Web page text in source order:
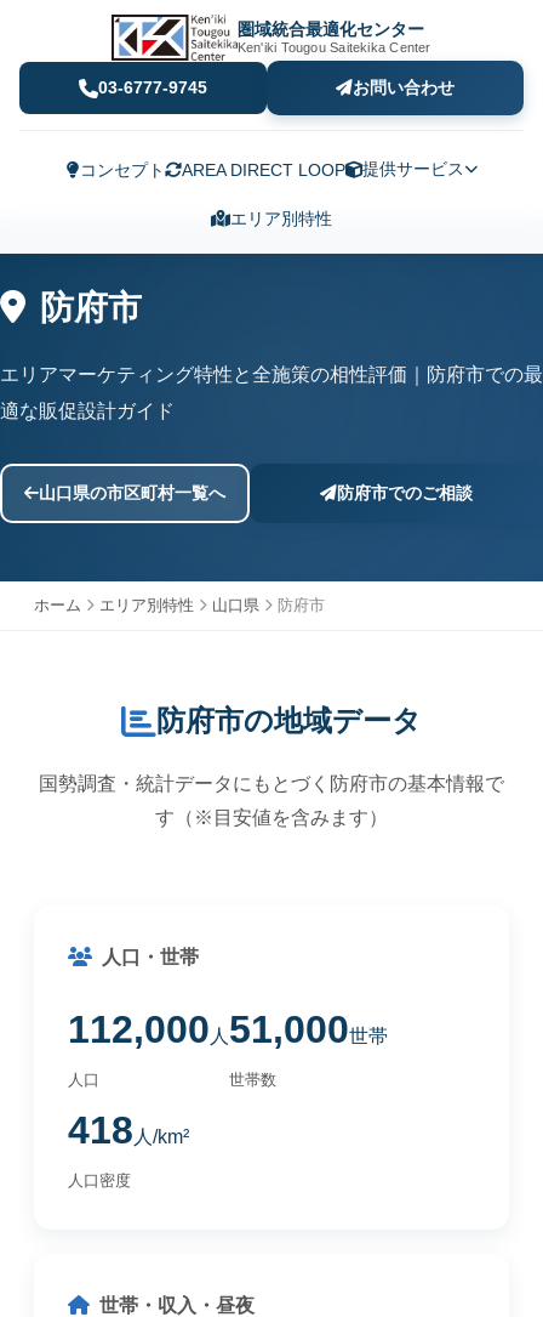
圏域統合最適化センター
Ken'iki Tougou Saitekika Center
03-6777-9745 お問い合わせ
コンセプト AREA DIRECT LOOP 提供サービス
エリア別特性
防府市
エリアマーケティング特性と全施策の相性評価｜防府市での最
適な販促設計ガイド
山口県の市区町村一覧へ 防府市でのご相談
ホーム エリア別特性 山口県 防府市
防府市の地域データ
国勢調査・統計データにもとづく防府市の基本情報で
す（※目安値を含みます）
人口・世帯
112,000 人
人口
51,000世帯
世帯数
418 人/km²
人口密度
世帯・収入・昼夜